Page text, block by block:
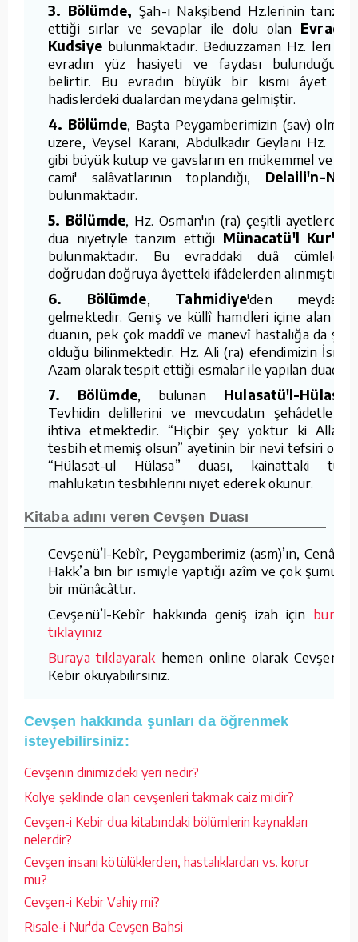
3. Bölümde, Şah-ı Nakşibend Hz.lerinin tanzim
ettiği sırlar ve sevaplar ile dolu olan Evrad-ı
Kudsiyebulunmaktadır. Bediüzzaman Hz. leri bu
evradın yüz hasiyeti ve faydası bulunduğunu
belirtir. Bu evradın büyük bir kısmı âyet ve
hadislerdeki dualardan meydana gelmiştir.
4. Bölümde, Başta Peygamberimizin (sav) olmak
üzere, Veysel Karani, Abdulkadir Geylani Hz. leri
gibi büyük kutup ve gavsların en mükemmel ve en
cami' salâvatlarının toplandığı, Delaili'n-Nur
bulunmaktadır.
5. Bölümde, Hz. Osman'ın (ra) çeşitli ayetlerden
dua niyetiyle tanzim ettiği Münacatü'l Kur'an
bulunmaktadır. Bu evraddaki duâ cümleleri,
doğrudan doğruya âyetteki ifâdelerden alınmıştır.
6. Bölümde, Tahmidiye'den meydana
gelmektedir. Geniş ve küllî hamdleri içine alan bu
duanın, pek çok maddî ve manevî hastalığa da şifâ
olduğu bilinmektedir. Hz. Ali (ra) efendimizin İsm-i
Azam olarak tespit ettiği esmalar ile yapılan duadır.
7. Bölümde, bulunan Hulasatü'l-Hülasa,
Tevhidin delillerini ve mevcudatın şehâdetlerini
ihtiva etmektedir. “Hiçbir şey yoktur ki Allah'ı
tesbih etmemiş olsun” ayetinin bir nevi tefsiri olan
“Hülasat-ul Hülasa” duası, kainattaki tüm
mahlukatın tesbihlerini niyet ederek okunur.
Kitaba adını veren Cevşen Duası
Cevşenü’l-Kebîr, Peygamberimiz (asm)’ın, Cenâb-ı
Hakk’a bin bir ismiyle yaptığı azîm ve çok şümullü
bir münâcâttır.
Cevşenü’l-Kebîr hakkında geniş izah için burayı
tıklayınız
Buraya tıklayarak hemen online olarak Cevşenü'l
Kebir okuyabilirsiniz.
Cevşen hakkında şunları da öğrenmek
isteyebilirsiniz:
Cevşenin dinimizdeki yeri nedir?
Kolye şeklinde olan cevşenleri takmak caiz midir?
Cevşen-i Kebir dua kitabındaki bölümlerin kaynakları
nelerdir?
Cevşen insanı kötülüklerden, hastalıklardan vs. korur
mu?
Cevşen-i Kebir Vahiy mi?
Risale-i Nur'da Cevşen Bahsi